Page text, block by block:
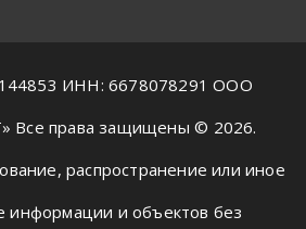
ИНН: 6678078291 ООО
Все права защищены © 2026.
распространение или иное
информации и объектов без